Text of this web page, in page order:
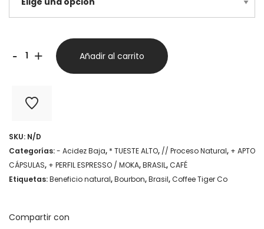
-
Espresso
Tiger
Co
cantidad
+ Añadir al carrito
SKU: N/D
Categorías:- Acidez Baja, * TUESTE ALTO, // Proceso Natural, + APTO
CÁPSULAS, + PERFIL ESPRESSO / MOKA,BRASIL,CAFÉ
Etiquetas:Beneficio natural,Bourbon,Brasil,Coffee Tiger Co
Compartir con